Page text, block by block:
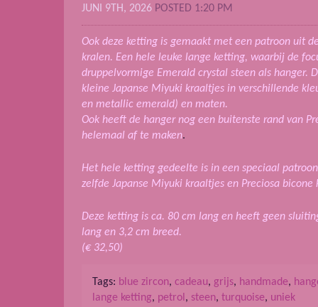
JUNI 9TH, 2026 POSTED 1:20 PM
Ook deze ketting is gemaakt met een patroon uit
kralen. Een hele leuke lange ketting, waarbij de
druppelvormige Emerald crystal steen als hanger.
kleine Japanse Miyuki kraaltjes in verschillende
en metallic emerald) en maten.
Ook heeft de hanger nog een buitenste rand van
helemaal af te maken.
Het hele ketting gedeelte is in een speciaal
zelfde Japanse Miyuki kraaltjes en Preciosa
Deze ketting is ca. 80 cm lang en heeft geen
lang en 3,2 cm breed.
(€ 32,50)
Tags: blue zircon, cadeau, grijs, handmade,
lange ketting, petrol, steen, turquoise, uniek